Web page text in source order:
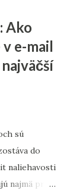
z vášho
hľadajú.
skúste
obedy
v
firmy“ 2.
Tu ide o
Ako
e-mail
sú
do
naliehavosti
najmä pri